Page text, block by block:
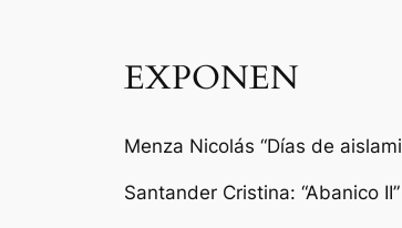
EXPONEN
Menza Nicolás “Días de
Santander Cristina: “Abanico